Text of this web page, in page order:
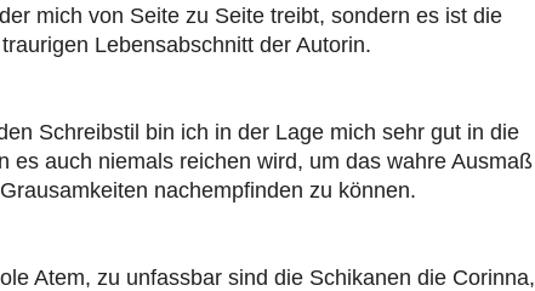
mich von Seite zu Seite treibt, sondern es ist die
Lebensabschnitt der Autorin.
Schreibstil bin ich in der Lage mich sehr gut in die
es auch niemals reichen wird, um das wahre Ausmaß
nachempfinden zu können.
Atem, zu unfassbar sind die Schikanen die Corinna,